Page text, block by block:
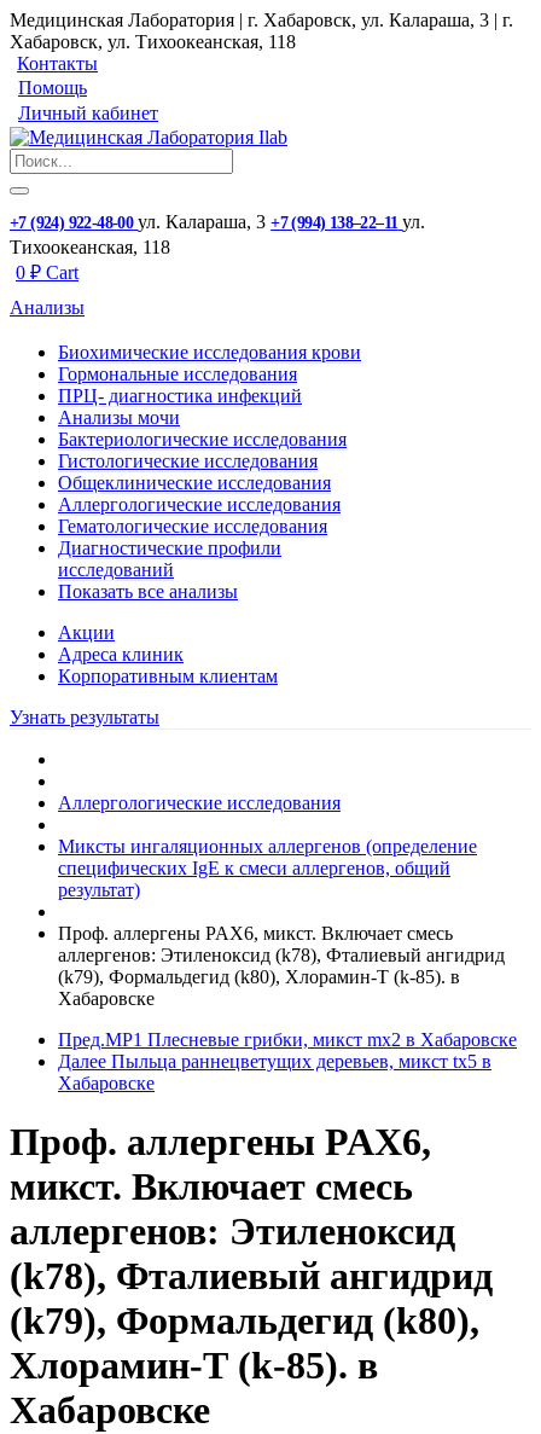
Медицинская Лаборатория | г. Хабаровск, ул. Калараша, 3 | г.
Хабаровск, ул. ​Тихоокеанская, 118
Контакты
Помощь
Личный кабинет
+7 (924) 922-48-00 ул. ​Калараша, 3 +7 (994) 138‒22‒11 ул. ​
Тихоокеанская, 118
0 ₽ Cart
Анализы
Биохимические исследования крови
Гормональные исследования
ПРЦ- диагностика инфекций
Анализы мочи
Бактериологические исследования
Гистологические исследования
Общеклинические исследования
Аллергологические исследования
Гематологические исследования
Диагностические профили
исследований
Показать все анализы
Акции
Адреса клиник
Кoрпоративным клиентам
Узнать результаты
Аллергологические исследования
Миксты ингаляционных аллергенов (определение
специфических IgE к смеси аллергенов, общий
результат)
Проф. аллергены PAX6, микст. Включает смесь
аллергенов: Этиленоксид (k78), Фталиевый ангидрид
(k79), Формальдегид (k80), Хлорамин-Т (k-85). в
Хабаровске
Пред.MP1 Плесневые грибки, микст mx2 в Хабаровске
Далее Пыльца раннецветущих деревьев, микст tx5 в
Хабаровске
Проф. аллергены PAX6,
микст. Включает смесь
аллергенов: Этиленоксид
(k78), Фталиевый ангидрид
(k79), Формальдегид (k80),
Хлорамин-Т (k-85). в
Хабаровске